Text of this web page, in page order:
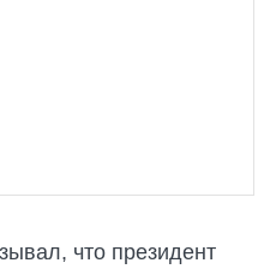
что президент